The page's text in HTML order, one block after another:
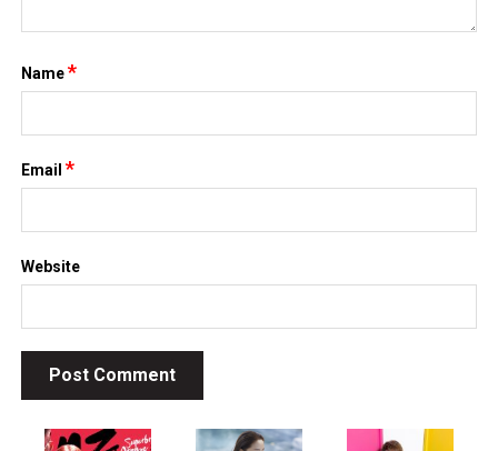
Name*
Email*
Website